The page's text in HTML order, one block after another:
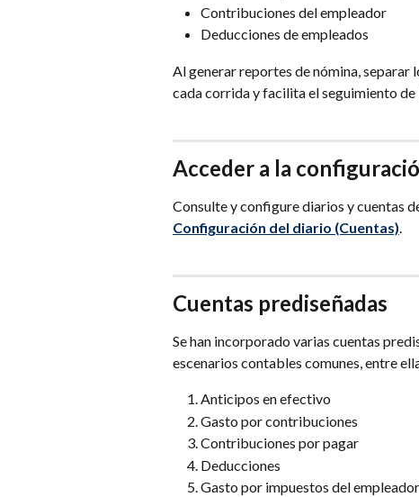
Contribuciones del empleador
Deducciones de empleados
Al generar reportes de nómina,
cada corrida y facilita el seguimiento de
Acceder a la
Consulte y configure diarios y cuentas
Configuración del diario (Cuentas).
Cuentas prediseñadas
Se han incorporado varias cuentas
escenarios contables comunes, entre
Anticipos en efectivo
Gasto por contribuciones
Contribuciones por pagar
Deducciones
Gasto por impuestos del empleador